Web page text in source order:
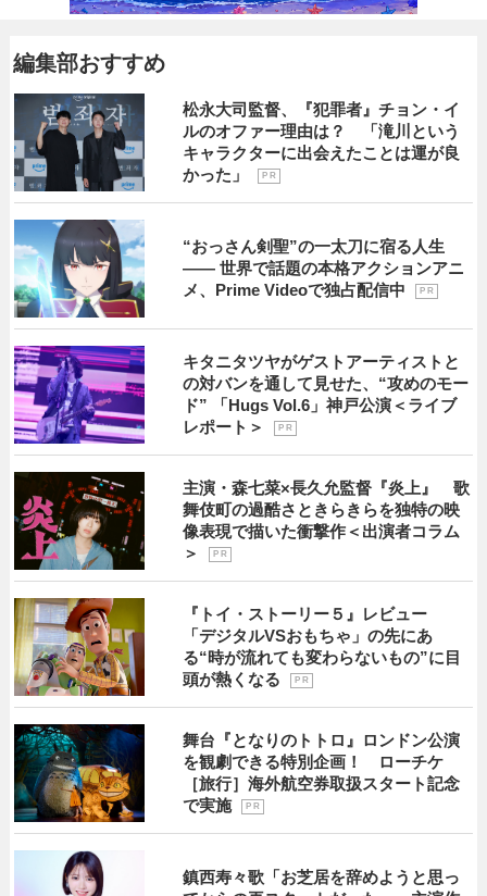
編集部おすすめ
松永大司監督、『犯罪者』チョン・イ
ルのオファー理由は？ 「滝川という
キャラクターに出会えたことは運が良
かった」
P R
“おっさん剣聖”の一太刀に宿る人生
―― 世界で話題の本格アクションアニ
メ、Prime Videoで独占配信中
P R
キタニタツヤがゲストアーティストと
の対バンを通して見せた、“攻めのモー
ド” 「Hugs Vol.6」神戸公演＜ライブ
レポート＞
P R
主演・森七菜×長久允監督『炎上』 歌
舞伎町の過酷さときらきらを独特の映
像表現で描いた衝撃作＜出演者コラム
＞
P R
『トイ・ストーリー５』レビュー
「デジタルVSおもちゃ」の先にあ
る“時が流れても変わらないもの”に目
頭が熱くなる
P R
舞台『となりのトトロ』ロンドン公演
を観劇できる特別企画！ ローチケ
［旅行］海外航空券取扱スタート記念
で実施
P R
鎮西寿々歌「お芝居を辞めようと思っ